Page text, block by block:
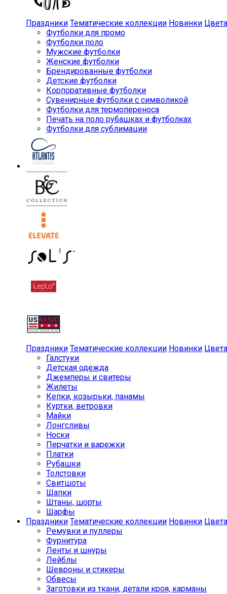
Праздники Тематические коллекции Новинки Цвета
Футболки для промо
Футболки поло
Мужские футболки
Женские футболки
Брендированные футболки
Детские футболки
Корпоративные футболки
Сувенирные футболки с символикой
Футболки для термопереноса
Печать на поло рубашках и футболках
Футболки для сублимации
Праздники Тематические коллекции Новинки Цвета
Галстуки
Детская одежда
Джемперы и свитеры
Жилеты
Кепки, козырьки, панамы
Куртки, ветровки
Майки
Лонгсливы
Носки
Перчатки и варежки
Платки
Рубашки
Толстовки
Свитшоты
Шапки
Штаны, шорты
Шарфы
Праздники Тематические коллекции Новинки Цвета
Ремувки и пуллеры
Фурнитура
Ленты и шнуры
Лейблы
Шевроны и стикеры
Обвесы
Заготовки из ткани, детали кроя, карманы